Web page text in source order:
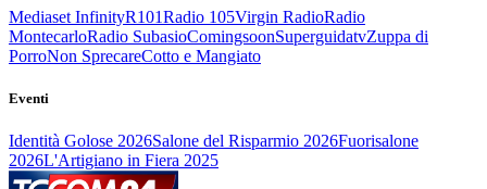
Mediaset InfinityR101Radio 105Virgin RadioRadio
MontecarloRadio SubasioComingsoonSuperguidatvZuppa di
PorroNon SprecareCotto e Mangiato
Eventi
Identità Golose 2026Salone del Risparmio 2026Fuorisalone
2026L'Artigiano in Fiera 2025